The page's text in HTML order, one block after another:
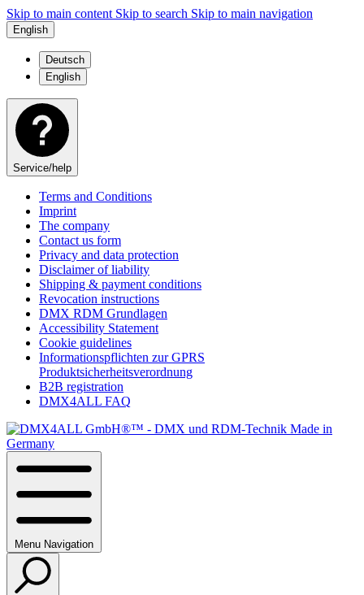
Skip to main content Skip to search Skip to main navigation
English
Deutsch
English
Service/help
Terms and Conditions
Imprint
The company
Contact us form
Privacy and data protection
Disclaimer of liability
Shipping & payment conditions
Revocation instructions
DMX RDM Grundlagen
Accessibility Statement
Cookie guidelines
Informationspflichten zur GPRS
Produktsicherheitsverordnung
B2B registration
DMX4ALL FAQ
Menu Navigation